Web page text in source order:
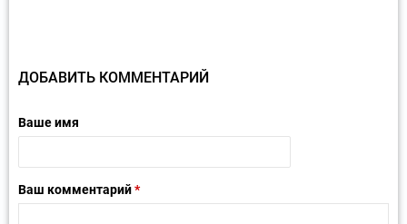
ДОБАВИТЬ КОММЕНТАРИЙ
Ваше имя
Ваш комментарий*